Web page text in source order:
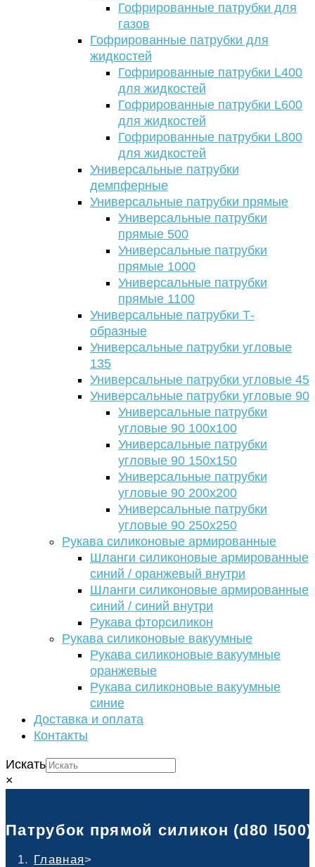
Гофрированные патрубки для
газов
Гофрированные патрубки для
жидкостей
Гофрированные патрубки L400
для жидкостей
Гофрированные патрубки L600
для жидкостей
Гофрированные патрубки L800
для жидкостей
Универсальные патрубки
демпферные
Универсальные патрубки прямые
Универсальные патрубки
прямые 500
Универсальные патрубки
прямые 1000
Универсальные патрубки
прямые 1100
Универсальные патрубки Т-
образные
Универсальные патрубки угловые
135
Универсальные патрубки угловые 45
Универсальные патрубки угловые 90
Универсальные патрубки
угловые 90 100х100
Универсальные патрубки
угловые 90 150х150
Универсальные патрубки
угловые 90 200х200
Универсальные патрубки
угловые 90 250х250
Рукава силиконовые армированные
Шланги силиконовые армированные
синий / оранжевый внутри
Шланги силиконовые армированные
синий / синий внутри
Рукава фторсиликон
Рукава силиконовые вакуумные
Рукава силиконовые вакуумные
оранжевые
Рукава силиконовые вакуумные
синие
Доставка и оплата
Контакты
Искать
×
Патрубок прямой силикон (d80 l500)
Главная>